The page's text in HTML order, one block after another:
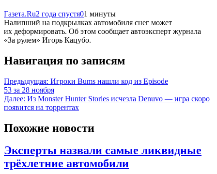
Газета.Ru2 года спустя01 минуты
Налипший на подкрылках автомобиля снег может
их деформировать. Об этом сообщает автоэксперт журнала
«За рулем» Игорь Кацубо.
Навигация по записям
Предыдущая: Игроки Bums нашли код из Episode
53 за 28 ноября
Далее: Из Monster Hunter Stories исчезла Denuvo — игра скоро
появится на торрентах
Похожие новости
Эксперты назвали самые ликвидные
трёхлетние автомобили